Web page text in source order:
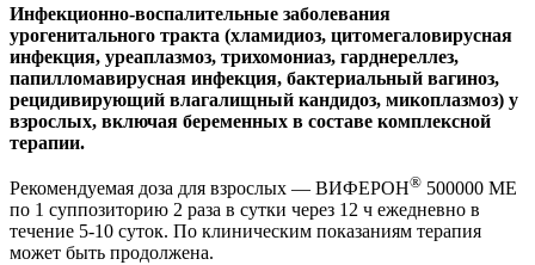
Инфекционно-воспалительные заболевания
урогенитального тракта (хламидиоз, цитомегаловирусная
инфекция, уреаплазмоз, трихомониаз, гарднереллез,
папилломавирусная инфекция, бактериальный вагиноз,
рецидивирующий влагалищный кандидоз, микоплазмоз) у
взрослых, включая беременных в составе комплексной
терапии.
Рекомендуемая доза для взрослых — ВИФЕРОН® 500000 МЕ
по 1 суппозиторию 2 раза в сутки через 12 ч ежедневно в
течение 5-10 суток. По клиническим показаниям терапия
может быть продолжена.